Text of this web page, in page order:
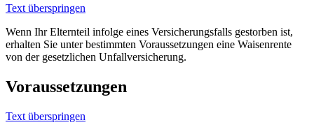
Text überspringen
Wenn Ihr Elternteil infolge eines Versicherungsfalls gestorben ist,
erhalten Sie unter bestimmten Voraussetzungen eine Waisenrente
von der gesetzlichen Unfallversicherung.
Voraussetzungen
Text überspringen